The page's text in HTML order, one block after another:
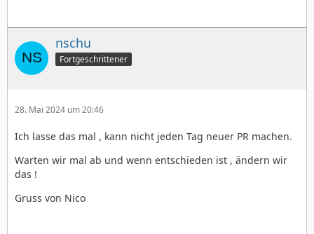
nschu
Fortgeschrittener
28. Mai 2024 um 20:46
Ich lasse das mal , kann nicht jeden Tag neuer PR machen.
Warten wir mal ab und wenn entschieden ist , ändern wir
das !
Gruss von Nico